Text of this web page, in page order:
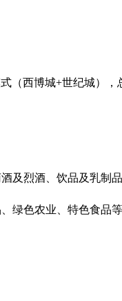
（‌西博城+‌世纪城）
及烈酒、饮品及乳制
绿色农业、特色食品等